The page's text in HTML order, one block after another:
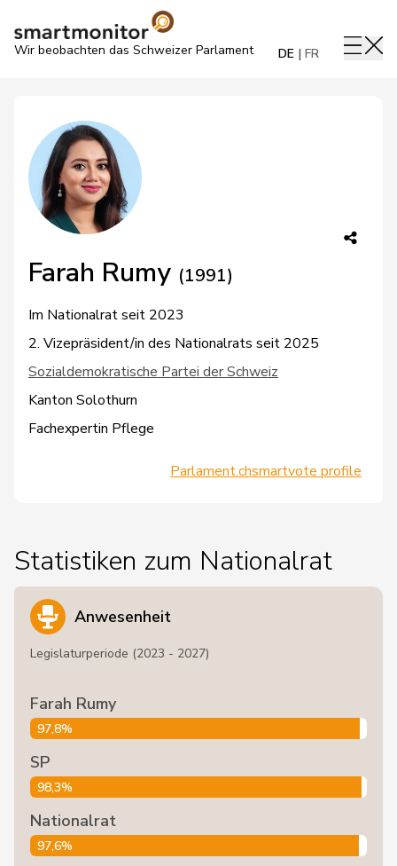
Wir beobachten das Schweizer Parlament DE FR
Farah Rumy (1991)
Im Nationalrat seit 2023
2. Vizepräsident/in des Nationalrats seit 2025
Sozialdemokratische Partei der Schweiz
Kanton Solothurn
Fachexpertin Pflege
Parlament.chsmartvote profile
Statistiken zum Nationalrat
Anwesenheit
Legislaturperiode (2023 - 2027)
Farah Rumy
97,8%
SP
98,3%
Nationalrat
97,6%